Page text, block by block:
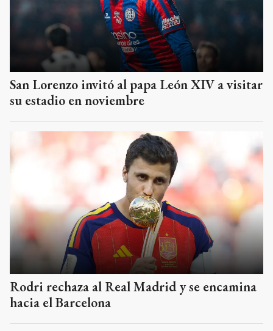
San Lorenzo invitó al papa León XIV a visitar
su estadio en noviembre
Rodri rechaza al Real Madrid y se encamina
hacia el Barcelona